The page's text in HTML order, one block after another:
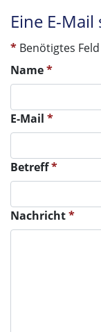
Eine E-Mail
* Benötigtes Feld
Name*
E-Mail *
Betreff*
Nachricht*